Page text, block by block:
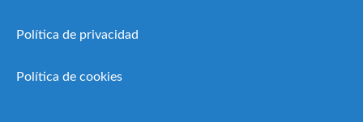
Política de privacidad
Política de cookies